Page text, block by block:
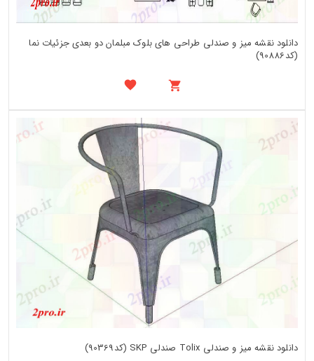
دانلود نقشه میز و صندلی طراحی های بلوک مبلمان دو بعدی جزئیات نما
(کد90886)
دانلود نقشه میز و صندلی Tolix صندلی SKP (کد90369)